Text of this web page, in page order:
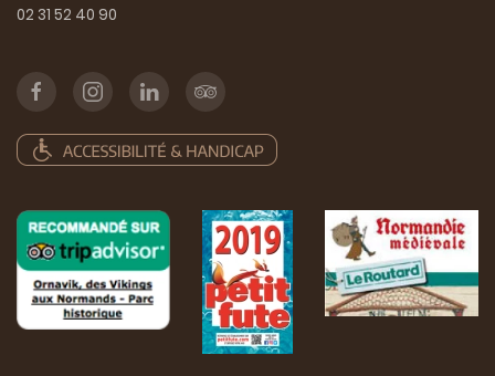
02 31 52 40 90